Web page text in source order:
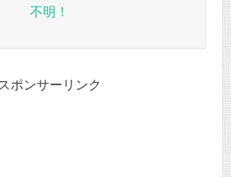
不明！
スポンサーリンク